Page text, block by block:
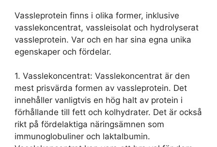
Vassleprotein finns i olika former, inklusive
vasslekoncentrat, vassleisolat och hydrolyserat
vassleprotein. Var och en har sina egna unika
egenskaper och fördelar.
1. Vasslekoncentrat: Vasslekoncentrat är den
mest prisvärda formen av vassleprotein. Det
innehåller vanligtvis en hög halt av protein i
förhållande till fett och kolhydrater. Det är också
rikt på fördelaktiga näringsämnen som
immunoglobuliner och laktalbumin.